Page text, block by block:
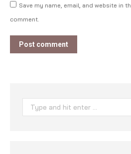
Save my name, email, and website in
comment.
Post comment
Search: